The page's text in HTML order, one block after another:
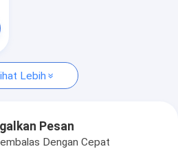
Lebih
Pesan
Dengan Cepat